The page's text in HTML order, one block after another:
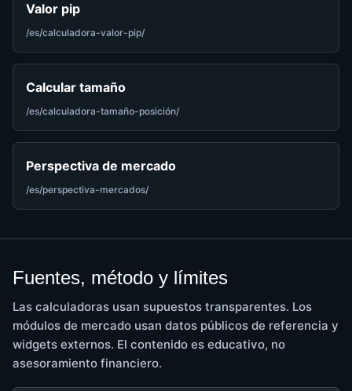
Valor pip
/es/calculadora-valor-pip/
Calcular tamaño
/es/calculadora-tamaño-posición/
Perspectiva de mercado
/es/perspectiva-mercados/
Fuentes, método y límites
Las calculadoras usan supuestos transparentes. Los
módulos de mercado usan datos públicos de referencia y
widgets externos. El contenido es educativo, no
asesoramiento financiero.